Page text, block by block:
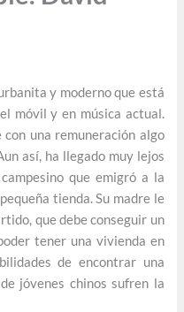
y moderno que está
móvil y en música actual.
una remuneración algo
así, ha llegado muy lejos
que emigró a la
tienda. Su madre le
que debe conseguir un
tener una vivienda en
de encontrar una
jóvenes chinos sufren la